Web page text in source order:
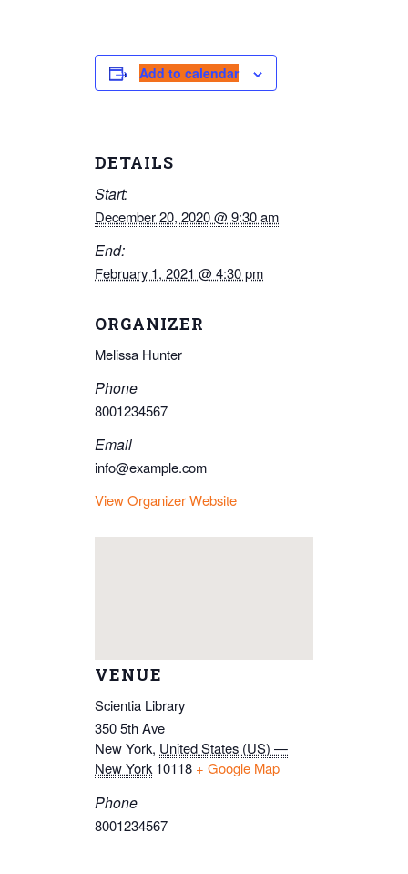
Add to calendar
DETAILS
Start:
December 20, 2020 @ 9:30 am
End:
February 1, 2021 @ 4:30 pm
ORGANIZER
Melissa Hunter
Phone
8001234567
Email
info@example.com
View Organizer Website
VENUE
Scientia Library
350 5th Ave
New York, United States (US) —
New York 10118 + Google Map
Phone
8001234567